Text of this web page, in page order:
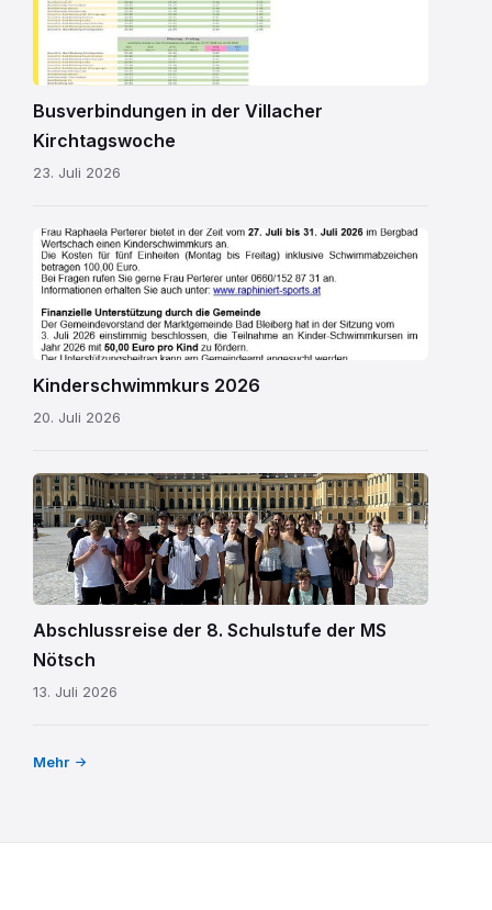
Busverbindungen in der Villacher
Kirchtagswoche
23. Juli 2026
Schwimmkurs
2026.jpg
Kinderschwimmkurs 2026
20. Juli 2026
MS
Nötsch
Wien
01.png
Abschlussreise der 8. Schulstufe der MS
Nötsch
13. Juli 2026
Mehr